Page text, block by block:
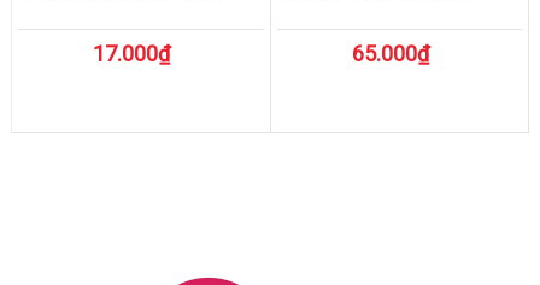
17.000₫ 65.000₫